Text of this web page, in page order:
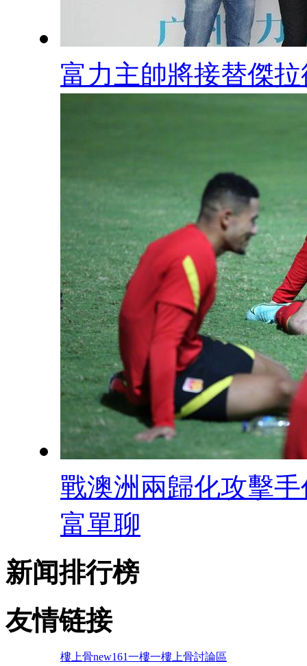
富力主帥將接替傑
戰澳洲兩歸化攻擊
富單聊
新闻排行榜
友情链接
樓上骨new161一樓一樓上骨討論區